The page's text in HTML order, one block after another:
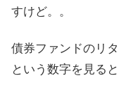
すけど。。
債券ファンドのリ
という数字を見る